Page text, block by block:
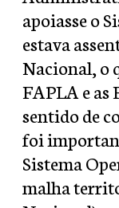
apoiasse o
estava
Nacional, o
FAPLA e as
sentido de
foi
Sistema
malha